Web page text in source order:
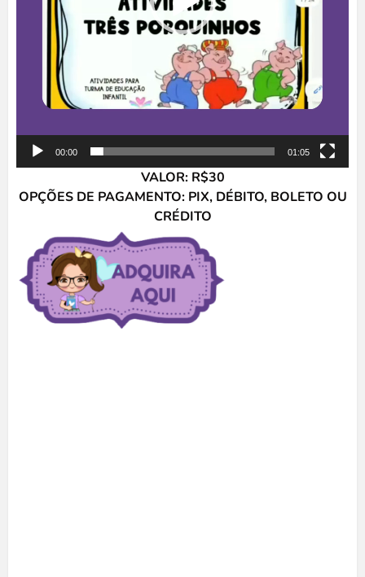
00:00 01:05
VALOR: R$30
OPÇÕES DE PAGAMENTO: PIX, DÉBITO, BOLETO OU
CRÉDITO